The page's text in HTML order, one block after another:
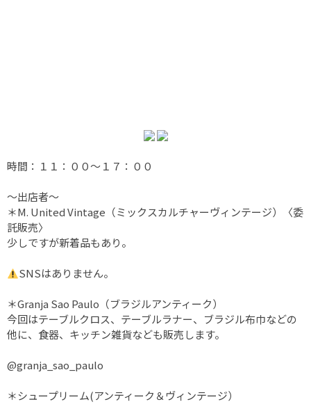
時間：１１：００〜１７：００
〜出店者〜
＊M. United Vintage（ミックスカルチャーヴィンテージ）〈委
託販売〉
少しですが新着品もあり。
SNSはありません。
＊Granja Sao Paulo（ブラジルアンティーク）
今回はテーブルクロス、テーブルラナー、ブラジル布巾などの
他に、食器、キッチン雑貨なども販売します。
@granja_sao_paulo
＊シュープリーム(アンティーク＆ヴィンテージ）